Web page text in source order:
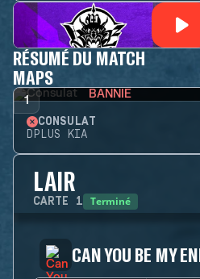
RÉSUMÉ DU MATCH
MAPS
1 BANNIE
CONSULAT
DPLUS KIA
LAIR
CARTE 1 Terminé
CAN YOU BE MY